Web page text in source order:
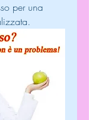
per una